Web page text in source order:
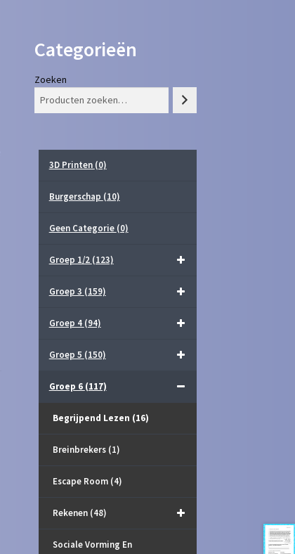
Categorieën
Zoeken
3D Printen (0)
Burgerschap (10)
Geen Categorie (0)
Groep 1/2 (123)
Groep 3 (159)
Groep 4 (94)
Groep 5 (150)
Groep 6 (117)
Begrijpend Lezen (16)
Breinbrekers (1)
Escape Room (4)
Rekenen (48)
Sociale Vorming En